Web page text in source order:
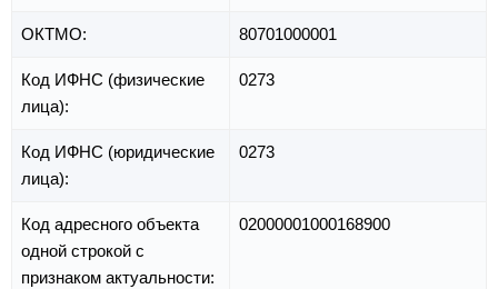
ОКТМО: 80701000001
Код ИФНС (физические
лица):
0273
Код ИФНС (юридические
лица):
0273
Код адресного объекта
одной строкой с
признаком актуальности:
02000001000168900